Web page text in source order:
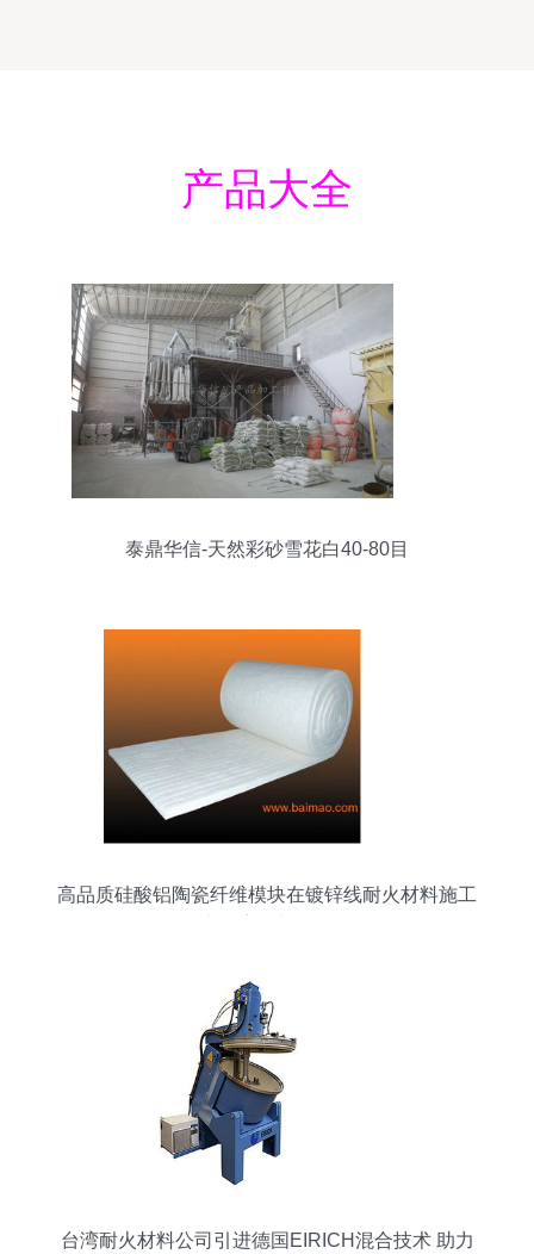
产品大全
泰鼎华信-天然彩砂雪花白40-80目
高品质硅酸铝陶瓷纤维模块在镀锌线耐火材料施工
台湾耐火材料公司引进德国EIRICH混合技术 助力